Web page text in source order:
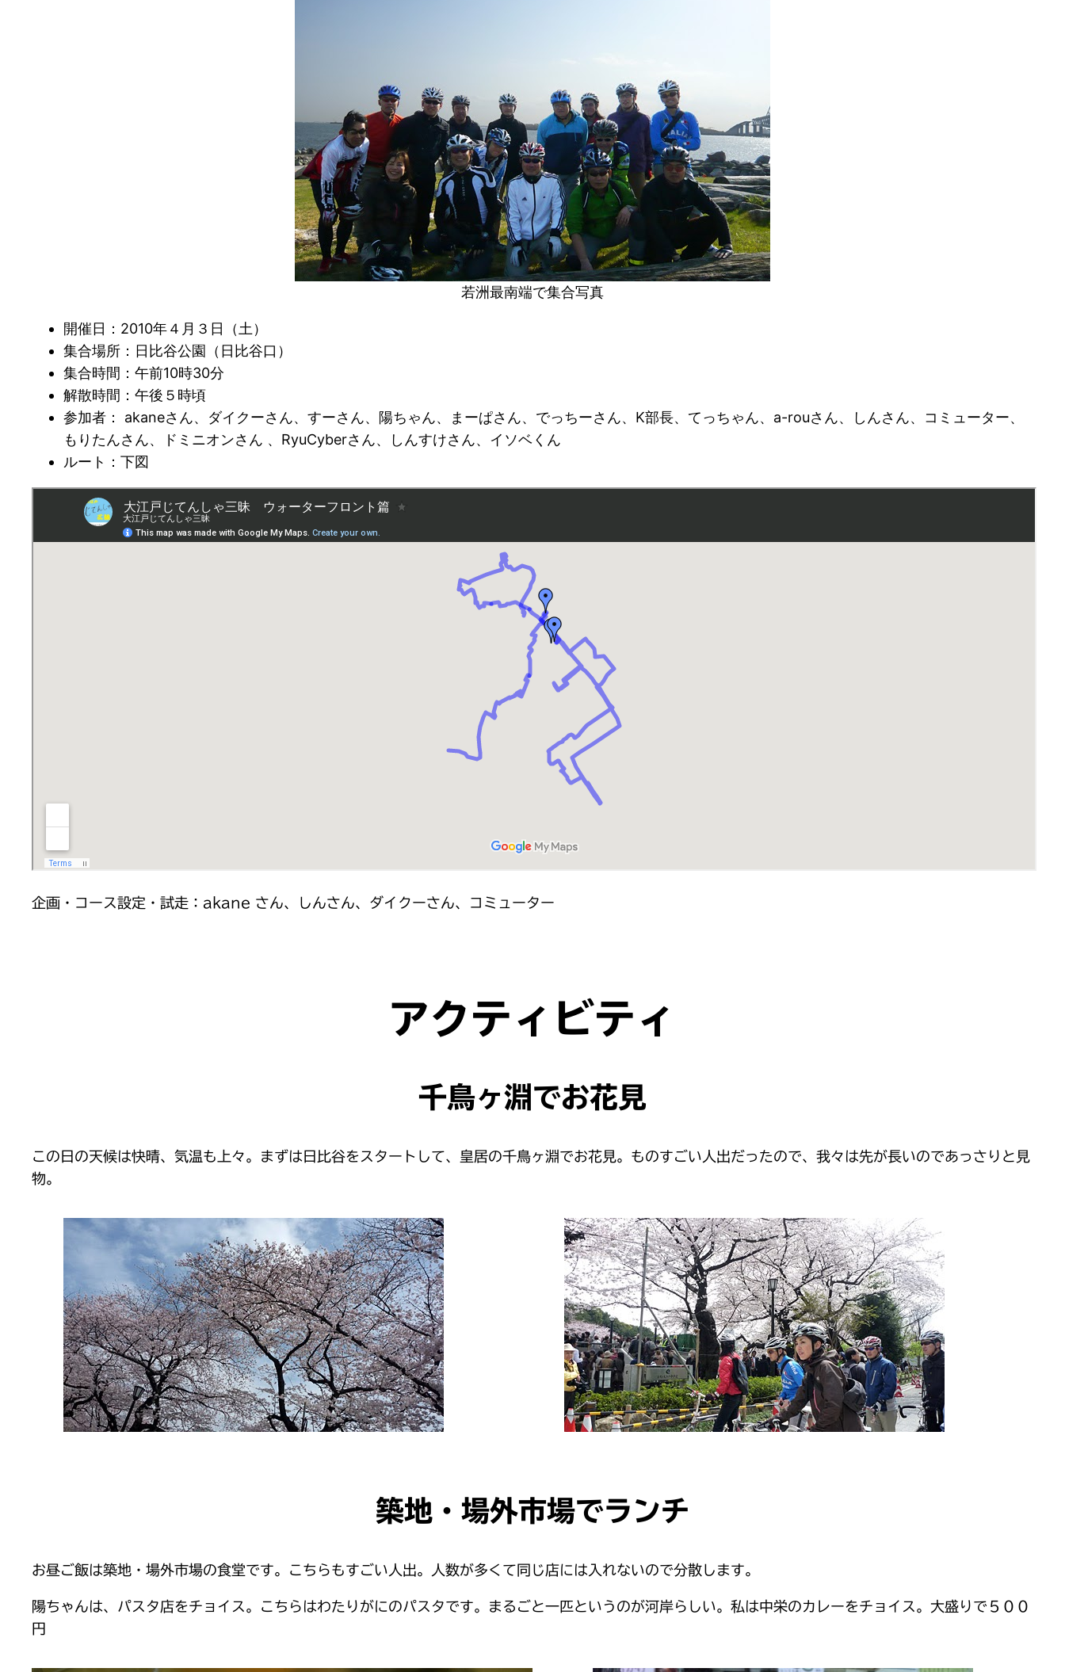
若洲最南端で集合写真
開催日：2010年４月３日（土）
集合場所：日比谷公園（日比谷口）
集合時間：午前10時30分
解散時間：午後５時頃
参加者： akaneさん、ダイクーさん、すーさん、陽ちゃん、まーぱさん、でっちーさん、K部長、てっちゃん、a-rouさん、しんさん、コミューター、
もりたんさん、ドミニオンさん 、RyuCyberさん、しんすけさん、イソベくん
ルート：下図
企画・コース設定・試走：akane さん、しんさん、ダイクーさん、コミューター
アクティビティ
千鳥ヶ淵でお花見
この日の天候は快晴、気温も上々。まずは日比谷をスタートして、皇居の千鳥ヶ淵でお花見。ものすごい人出だったので、我々は先が長いのであっさりと見
物。
築地・場外市場でランチ
お昼ご飯は築地・場外市場の食堂です。こちらもすごい人出。人数が多くて同じ店には入れないので分散します。
陽ちゃんは、パスタ店をチョイス。こちらはわたりがにのパスタです。まるごと一匹というのが河岸らしい。私は中栄のカレーをチョイス。大盛りで５００
円